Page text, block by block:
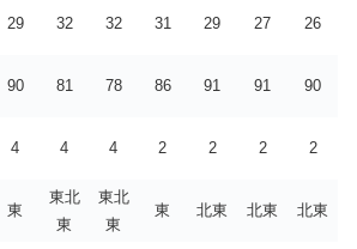
29 32 32 31 29 27 26
90 81 78 86 91 91 90
4 4 4 2 2 2 2
東
東北
東
東北
東
東 北東 北東 北東